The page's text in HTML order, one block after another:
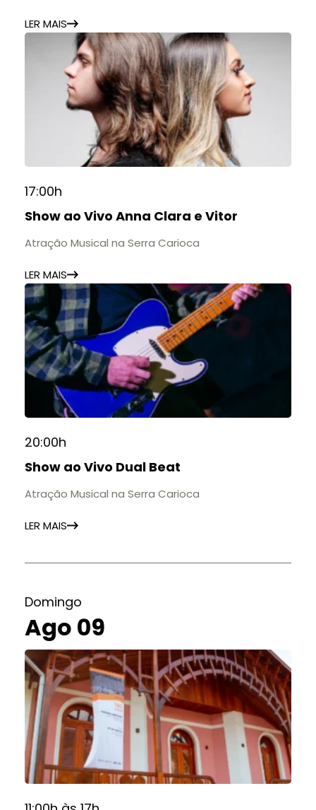
LER MAIS
17:00h
Show ao Vivo Anna Clara e Vitor
Atração Musical na Serra Carioca
LER MAIS
20:00h
Show ao Vivo Dual Beat
Atração Musical na Serra Carioca
LER MAIS
Domingo
Ago 09